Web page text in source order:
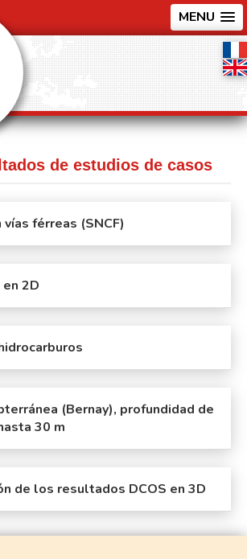
MENU
de estudios de casos
férreas (SNCF)
2D
(Bernay), profundidad de
30 m
de los resultados DCOS en 3D